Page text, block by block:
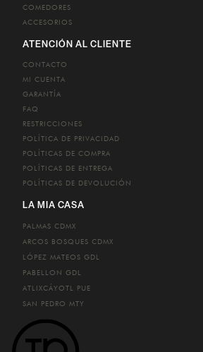
COMEDORES
ACCESORIOS
ATENCIÓN AL CLIENTE
CONTACTO
MI CUENTA
GARANTÍA
FAQ
RESTRICCIONES
POLÍTICA DE PRIVACIDAD
POLÍTICAS DE COMPRA
POLÍTICAS DE ENTREGA
POLÍTICAS DE DEVOLUCIÓN
LA MIA CASA
PALMAS CDMX
ARCOS BOSQUES CDMX
LÓPEZ MATEOS GDL
PABELLON GDL
ATLIXCÁYOTL PUE
SAN PEDRO MTY